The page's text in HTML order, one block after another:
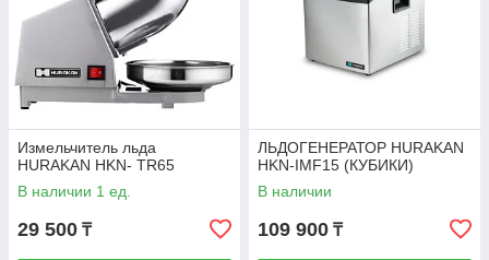
Измельчитель льда
HURAKAN HKN- TR65
В наличии 1 ед.
29 500 ₸
ЛЬДОГЕНЕРАТОР HURAKAN
HKN-IMF15 (КУБИКИ)
В наличии
109 900 ₸